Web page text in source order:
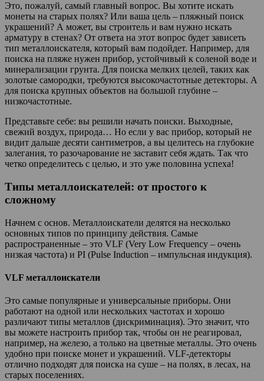
Это, пожалуй, самый главный вопрос. Вы хотите искать
монеты на старых полях? Или ваша цель – пляжный поиск
украшений? А может, вы строитель и вам нужно искать
арматуру в стенах? От ответа на этот вопрос будет зависеть
тип металлоискателя, который вам подойдет. Например, для
поиска на пляже нужен прибор, устойчивый к соленой воде и
минерализации грунта. Для поиска мелких целей, таких как
золотые самородки, требуются высокочастотные детекторы. А
для поиска крупных объектов на большой глубине –
низкочастотные.
Представьте себе: вы решили начать поиски. Выходные,
свежий воздух, природа… Но если у вас прибор, который не
видит дальше десяти сантиметров, а вы целитесь на глубокие
залегания, то разочарование не заставит себя ждать. Так что
четко определитесь с целью, и это уже половина успеха!
Типы металлоискателей: от простого к
сложному
Начнем с основ. Металлоискатели делятся на несколько
основных типов по принципу действия. Самые
распространенные – это VLF (Very Low Frequency – очень
низкая частота) и PI (Pulse Induction – импульсная индукция).
VLF металлоискатели
Это самые популярные и универсальные приборы. Они
работают на одной или нескольких частотах и хорошо
различают типы металлов (дискриминация). Это значит, что
вы можете настроить прибор так, чтобы он не реагировал,
например, на железо, а только на цветные металлы. Это очень
удобно при поиске монет и украшений. VLF-детекторы
отлично подходят для поиска на суше – на полях, в лесах, на
старых поселениях.